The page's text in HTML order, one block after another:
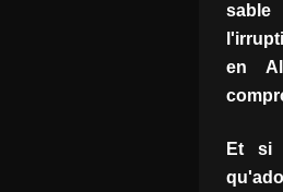
sable
en
Et si